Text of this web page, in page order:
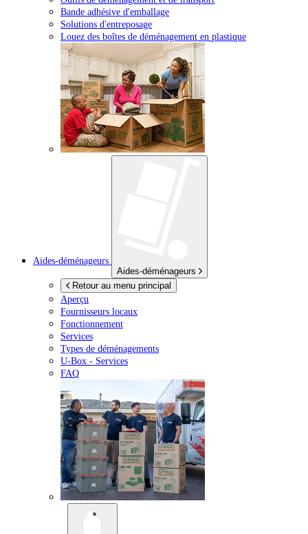
Bande adhésive d'emballage
Solutions d'entreposage
Louez des boîtes de déménagement en plastique
Aides-déménageurs
Aides-déménageurs
Retour au menu principal
Aperçu
Fournisseurs locaux
Fonctionnement
Services
Types de déménagements
U-Box - Services
FAQ